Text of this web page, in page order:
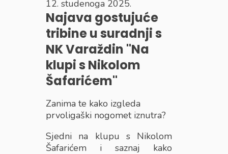
12. studenoga 2025.
Najava gostujuće
tribine u suradnji s
NK Varaždin ''Na
klupi s Nikolom
Šafarićem''
Zanima te kako izgleda
prvoligaški nogomet iznutra?
Sjedni na klupu s Nikolom
Šafarićem i saznaj kako